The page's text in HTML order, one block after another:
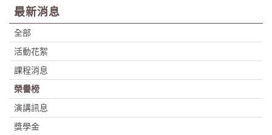
最新消息
全部
活動花絮
課程消息
榮譽榜
演講訊息
獎學金